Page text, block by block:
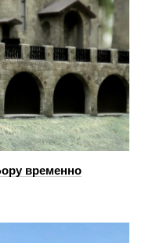
временно